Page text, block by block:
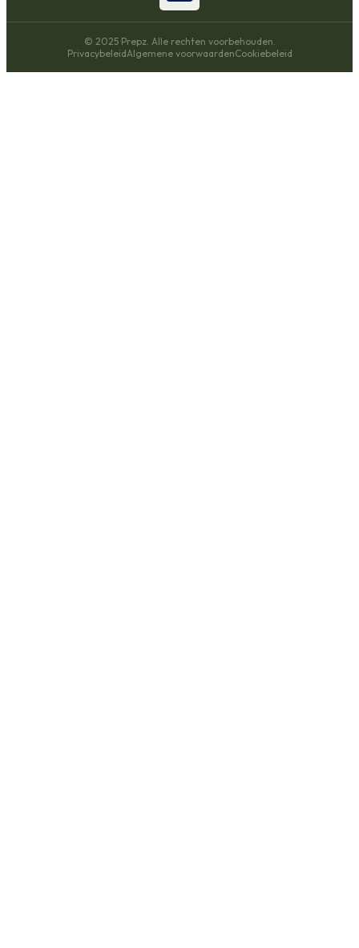
© 2025 Prepz. Alle rechten voorbehouden.
PrivacybeleidAlgemene voorwaardenCookiebeleid